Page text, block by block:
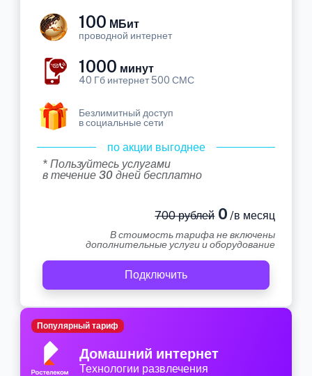
100 МБит
проводной интернет
1000 минут
40 Гб интернет 500 СМС
Безлимитный доступ
в социальные сети
по акции выгоднее
* Пользуйтесь услугами
в течение 30 дней бесплатно
700 рублей0 /в месяц
В стоимость тарифа не включены
дополнительные услуги и оборудование
Подключить
Домашний интернет
Технологии развлечения
Популярный тариф